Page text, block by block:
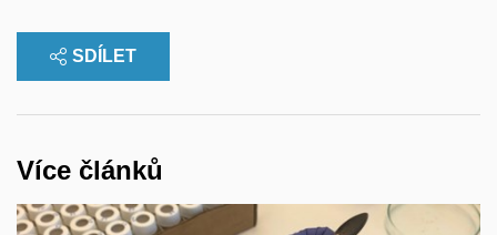
SDÍLET
Více článků